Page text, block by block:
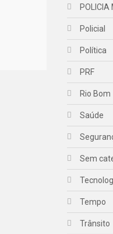
POLICIA
Policial
Política
PRF
Rio Bom
Saúde
Sem
Tempo
Trânsito